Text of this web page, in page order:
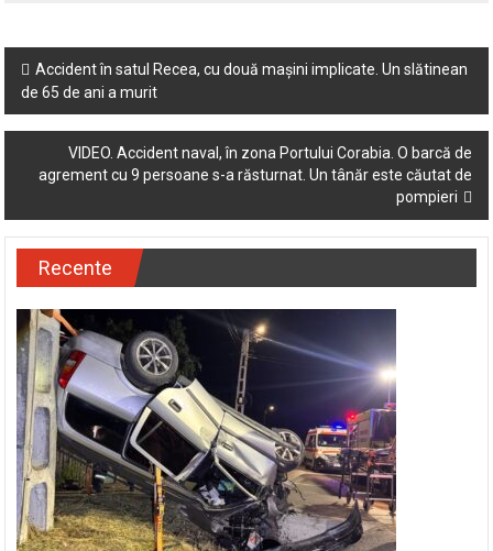
Post
navigation
Accident în satul Recea, cu două mașini implicate. Un slătinean
de 65 de ani a murit
VIDEO. Accident naval, în zona Portului Corabia. O barcă de
agrement cu 9 persoane s-a răsturnat. Un tânăr este căutat de
pompieri
Recente